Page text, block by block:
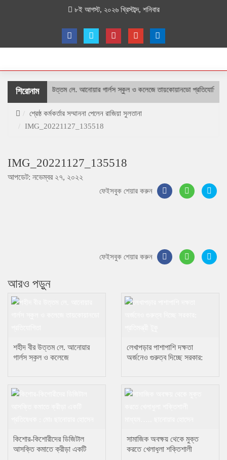
৮ই আগস্ট, ২০২৬ খ্রিস্টাব্দ, শনিবার
শিরোনাম
শহীদ বীর উত্তম লে. আনোয়ার গার্লস স্কুল ও কলেজে তায়কোয়ানডো প্রতিযোগিতা
শ্রেষ্ঠ কর্মকর্তার সম্মাননা পেলেন রাজিয়া সুলতানা
IMG_20221127_135518
IMG_20221127_135518
আপডেট: নভেম্বর ২৭, ২০২২
ফেইসবুক শেয়ার করুন
ফেইসবুক শেয়ার করুন
আরও পড়ুন
শহীদ বীর উত্তম লে. আনোয়ার
গার্লস স্কুল ও কলেজে
লেখাপড়ার পাশাপাশি দক্ষতা
অর্জনেও গুরুত্ব দিচ্ছে সরকার:
কিশোর-কিশোরীদের ডিজিটাল
আসক্তি কমাতে ক্রীড়া একটি
সামাজিক অবক্ষয় থেকে মুক্ত
করতে খেলাধুলা শক্তিশালী